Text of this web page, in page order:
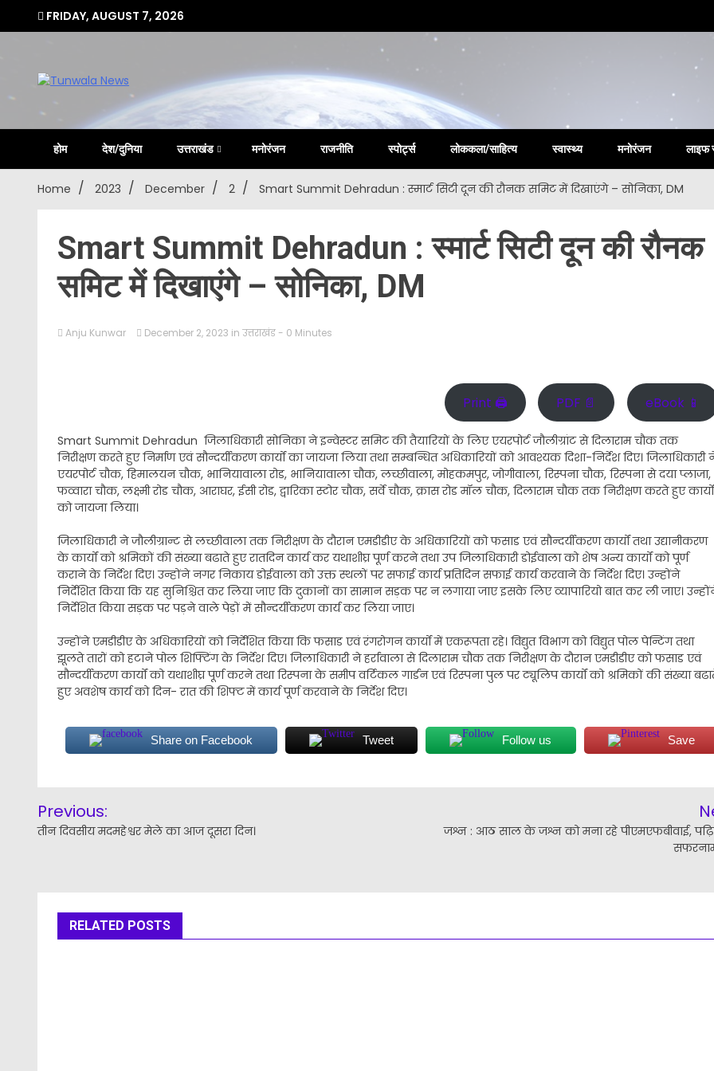
FRIDAY, AUGUST 7, 2026
Tunwala
Uttarakhand Hindi News Portal
होम देश/दुनिया उत्तराखंड मनोरंजन राजनीति स्पोर्ट्स लोककला/साहित्य स्वास्थ्य मनोरंजन लाइफ
Home 2023 December 2 Smart Summit Dehradun : स्मार्ट सिटी दून की रौनक समिट में दिखाएंगे – सोनिका, DM
Smart Summit Dehradun : स्मार्ट सिटी दून की रौनक
समिट में दिखाएंगे – सोनिका, DM
Anju Kunwar December 2, 2023 in उत्तराखंड - 0 Minutes
Print 🖨 PDF 📄 eBook 📱
Smart Summit Dehradun जिलाधिकारी सोनिका ने इन्वेस्टर समिट की तैयारियों के लिए एयरपोर्ट जौलीग्रांट से दिलाराम चौक तक
निरीक्षण करते हुए निर्माण एवं सौन्दर्यीकरण कार्यों का जायजा लिया तथा सम्बन्धित अधिकारियों को आवश्यक दिशा-निर्देश दिए। जिलाधिकारी
एयरपोर्ट चौक, हिमालयन चौक, भानियावाला रोड, भानियावाला चौक, लच्छीवाला, मोहकमपुर, जोगीवाला, रिस्पना चौक, रिस्पना से दया प्लाजा,
फव्वारा चौक, लक्ष्मी रोड चौक, आराघर, ईसी रोड, द्वारिका स्टोर चौक, सर्वे चौक, क्रास रोड मॉल चौक, दिलाराम चौक तक निरीक्षण करते हुए कार्यों
को जायजा लिया।
जिलाधिकारी ने जौलीग्रान्ट से लच्छीवाला तक निरीक्षण के दौरान एमडीडीए के अधिकारियों को फसाड एवं सौन्दर्यीकरण कार्यों तथा उद्यानीकरण
के कार्यों को श्रमिकों की संख्या बढाते हुए रातदिन कार्य कर यथाशीघ्र पूर्ण करने तथा उप जिलाधिकारी डोईवाला को शेष अन्य कार्यों को पूर्ण
कराने के निर्देश दिए। उन्होंने नगर निकाय डोईवाला को उक्त स्थलों पर सफाई कार्य प्रतिदिन सफाई कार्य करवाने के निर्देश दिए। उन्होंने
निर्देशित किया कि यह सुनिश्चित कर लिया जाए कि दुकानों का सामान सड़क पर न लगाया जाए इसके लिए व्यापारियो बात कर ली जाए।
निर्देशित किया सड़क पर पड़ने वाले पेड़ों में सौन्दर्यीकरण कार्य कर लिया जाए।
उन्होंने एमडीडीए के अधिकारियों को निर्देशित किया कि फसाड एवं रंगरोगन कार्यों में एकरूपता रहे। विद्युत विभाग को विद्युत पोल पेन्टिंग तथा
झूलते तारों को हटाने पोल शिफ्टिंग के निर्देश दिए। जिलाधिकारी ने हर्रावाला से दिलाराम चौक तक निरीक्षण के दौरान एमडीडीए को फसाड एवं
सौन्दर्यीकरण कार्यों को यथाशीघ्र पूर्ण करने तथा रिस्पना के समीप वर्टिकल गार्डन एवं रिस्पना पुल पर ट्यूलिप कार्यों को श्रमिकों की संख्या
हुए अवशेष कार्य को दिन- रात की शिफ्ट में कार्य पूर्ण करवाने के निर्देश दिए।
Share on Facebook Tweet Follow us Save
navigation
Previous:
तीन दिवसीय मदमहेश्वर मेले का आज दूसरा दिन।
जश्न : आठ साल के जश्न को मना रहे पीएमएफबीवाई,
RELATED POSTS